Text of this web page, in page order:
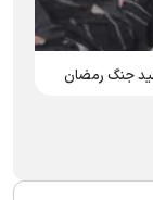
جنگ رمضان